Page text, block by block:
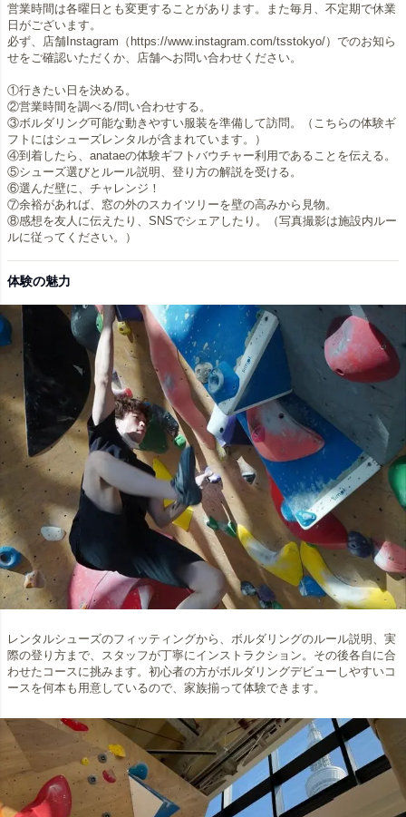
営業時間は各曜日とも変更することがあります。また毎月、不定期で休業
日がございます。
必ず、店舗Instagram（https://www.instagram.com/tsstokyo/）でのお知ら
せをご確認いただくか、店舗へお問い合わせください。
①行きたい日を決める。
②営業時間を調べる/問い合わせする。
③ボルダリング可能な動きやすい服装を準備して訪問。（こちらの体験ギ
フトにはシューズレンタルが含まれています。）
④到着したら、anataeの体験ギフトバウチャー利用であることを伝える。
⑤シューズ選びとルール説明、登り方の解説を受ける。
⑥選んだ壁に、チャレンジ！
⑦余裕があれば、窓の外のスカイツリーを壁の高みから見物。
⑧感想を友人に伝えたり、SNSでシェアしたり。（写真撮影は施設内ルー
ルに従ってください。）
体験の魅力
レンタルシューズのフィッティングから、ボルダリングのルール説明、実
際の登り方まで、スタッフが丁寧にインストラクション。その後各自に合
わせたコースに挑みます。初心者の方がボルダリングデビューしやすいコ
ースを何本も用意しているので、家族揃って体験できます。